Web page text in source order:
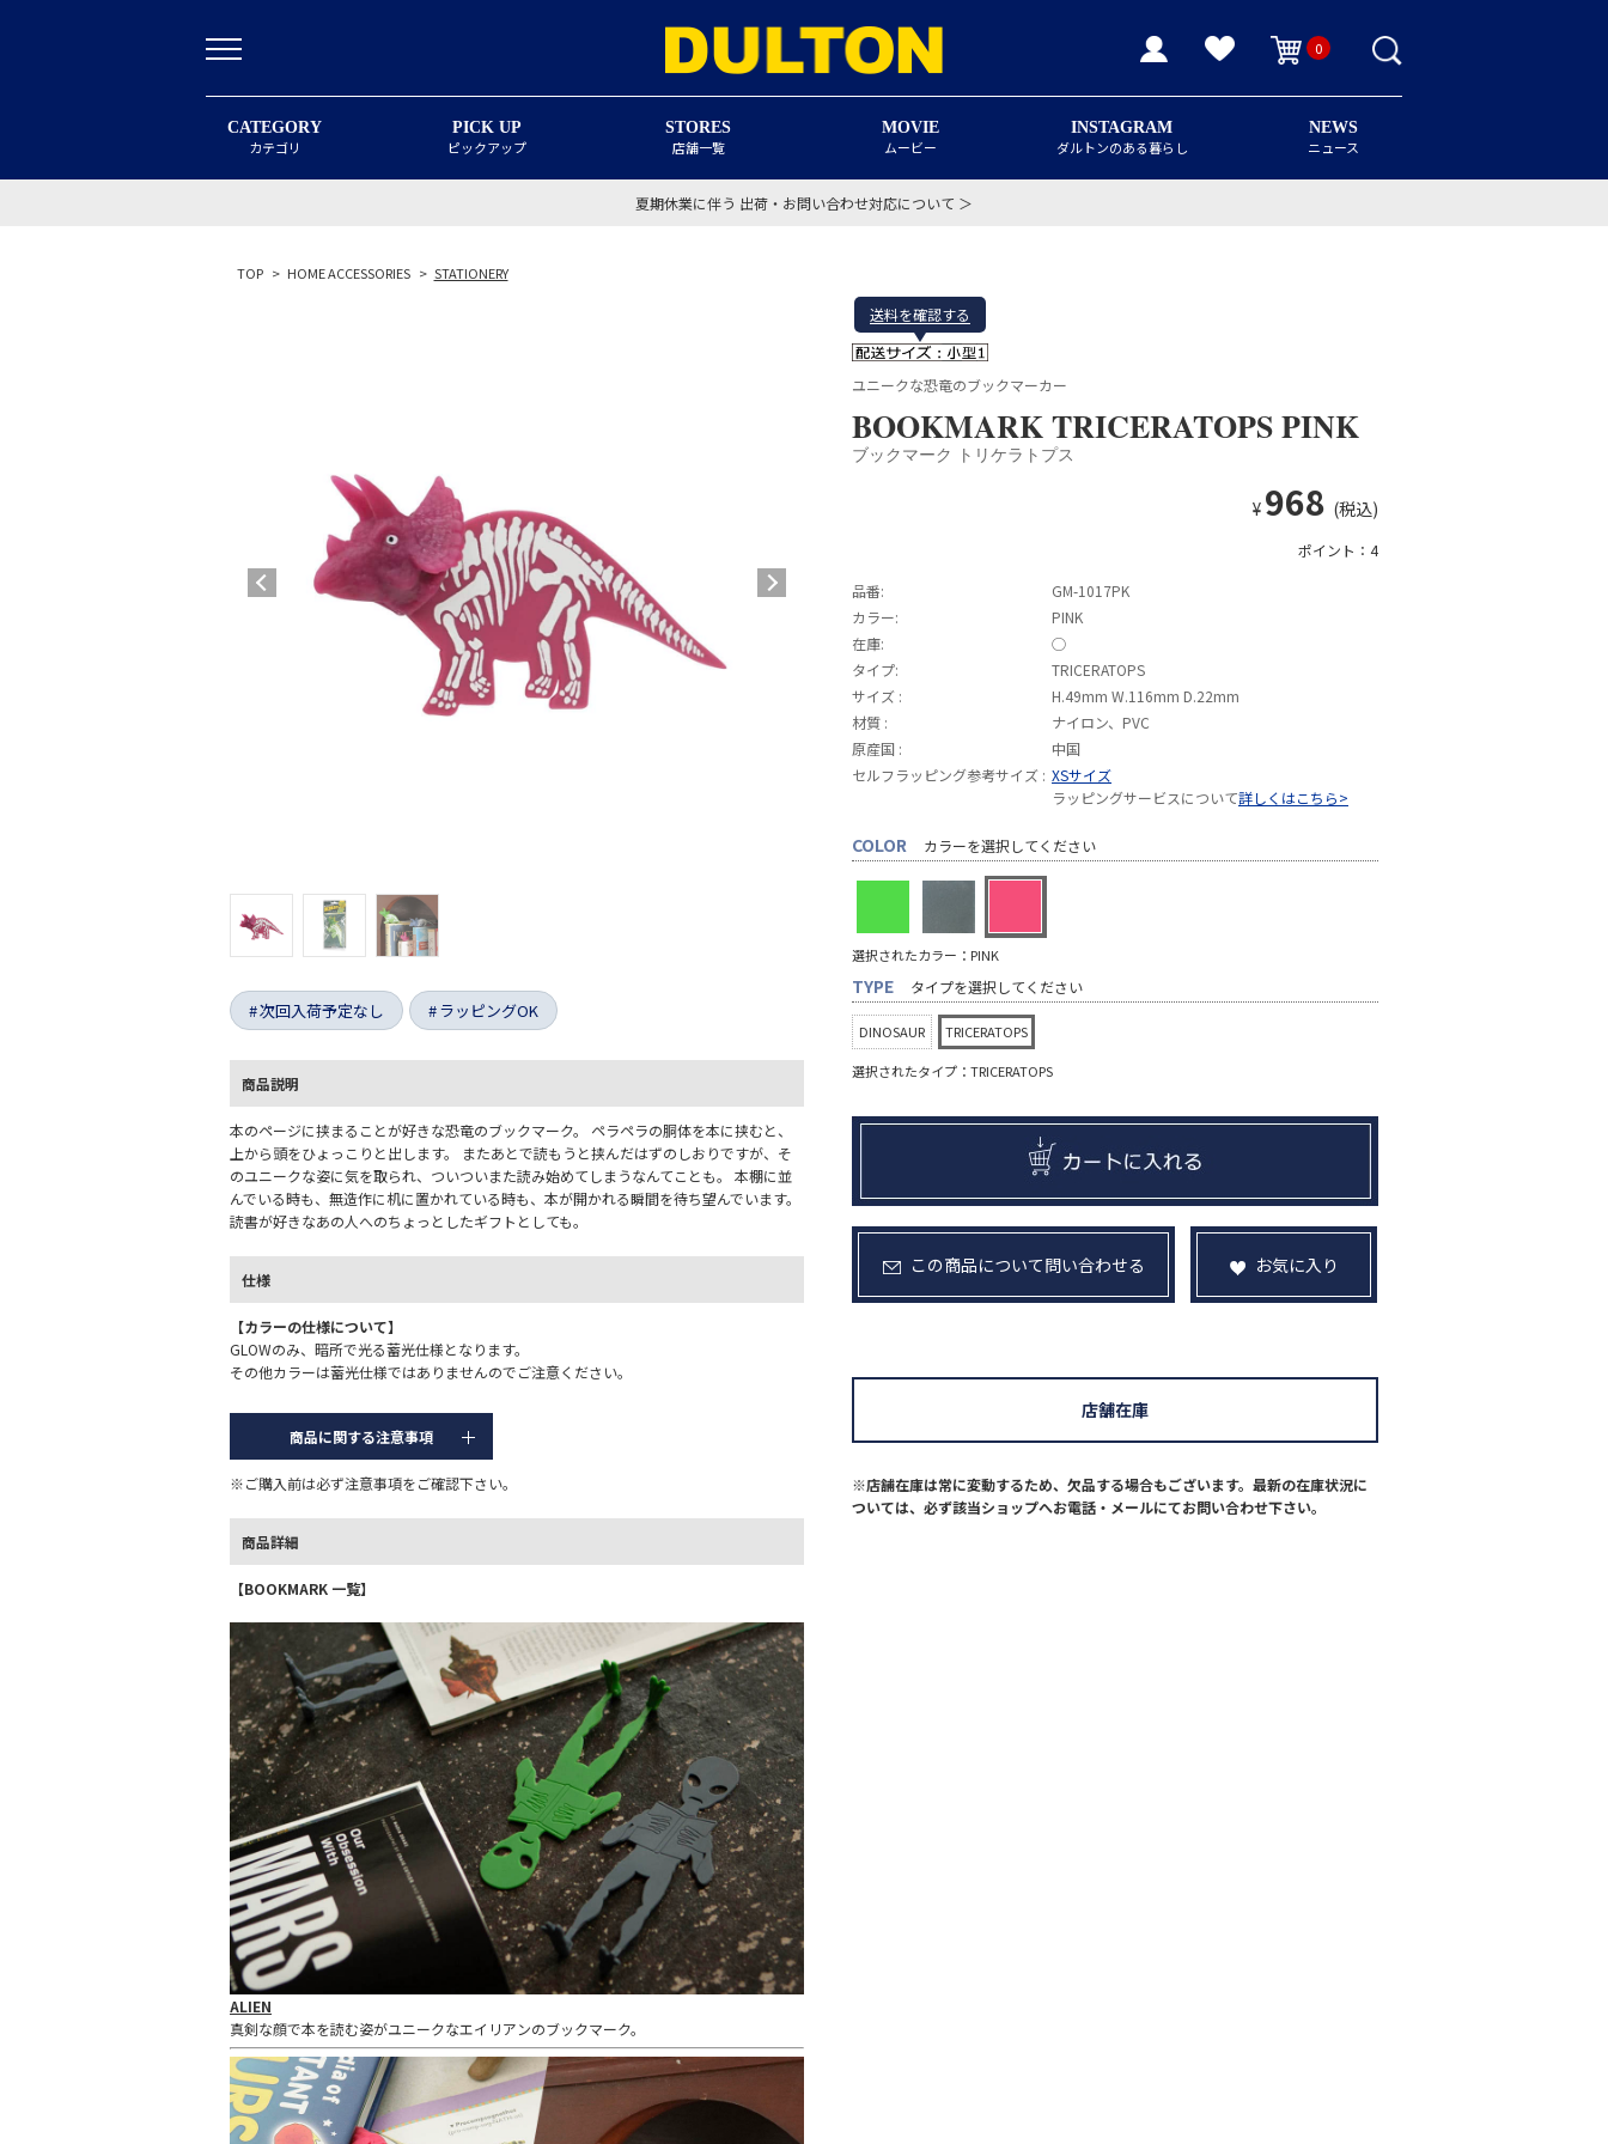
0
CATEGORY
カテゴリ
PICK UP
ピックアップ
STORES
店舗一覧
MOVIE
ムービー
INSTAGRAM
ダルトンのある暮らし
NEWS
ニュース
夏期休業に伴う 出荷・お問い合わせ対応について ＞
TOP > HOME ACCESSORIES > STATIONERY
次回入荷予定なし ラッピングOK
商品説明
本のページに挟まることが好きな恐竜のブックマーク。 ペラペラの胴体を本に挟むと、
上から頭をひょっこりと出します。 またあとで読もうと挟んだはずのしおりですが、そ
のユニークな姿に気を取られ、ついついまた読み始めてしまうなんてことも。 本棚に並
んでいる時も、無造作に机に置かれている時も、本が開かれる瞬間を待ち望んでいます。
読書が好きなあの人へのちょっとしたギフトとしても。
仕様
【カラーの仕様について】
GLOWのみ、暗所で光る蓄光仕様となります。
その他カラーは蓄光仕様ではありませんのでご注意ください。
商品に関する注意事項
※ご購入前は必ず注意事項をご確認下さい。
商品詳細
【BOOKMARK 一覧】
ALIEN
真剣な顔で本を読む姿がユニークなエイリアンのブックマーク。
送料を確認する
ユニークな恐竜のブックマーカー
BOOKMARK TRICERATOPS PINK
ブックマーク トリケラトプス
¥ 968 (税込)
ポイント：4
品番:
GM-1017PK
カラー:
PINK
在庫:
◯
タイプ:
TRICERATOPS
サイズ :
H.49mm W.116mm D.22mm
材質 :
ナイロン、PVC
原産国 :
中国
セルフラッピング参考サイズ : XSサイズ
ラッピングサービスについて詳しくはこちら>
COLOR カラーを選択してください
選択されたカラー：PINK
TYPE タイプを選択してください
DINOSAUR TRICERATOPS
選択されたタイプ：TRICERATOPS
この商品について問い合わせる お気に入り
※店舗在庫は常に変動するため、欠品する場合もございます。最新の在庫状況に
ついては、必ず該当ショップへお電話・メールにてお問い合わせ下さい。
店舗在庫